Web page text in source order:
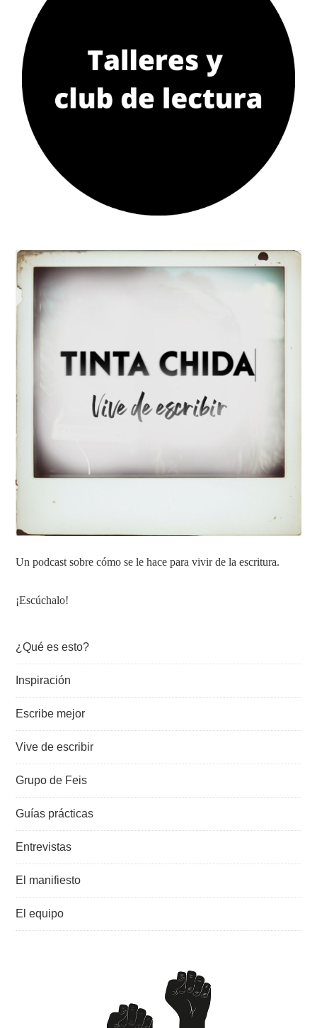
Un podcast sobre cómo se le hace para vivir de la escritura.
¡Escúchalo!
¿Qué es esto?
Inspiración
Escribe mejor
Vive de escribir
Grupo de Feis
Guías prácticas
Entrevistas
El manifiesto
El equipo